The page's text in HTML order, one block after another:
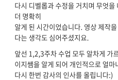
다시 디벨롭과 수정을 거치며 무엇
더 명확히
알게 된 시간이었습니다. 영상 제작
다는 생각도 심어주셨지요.
앞선 1,2,3주차 수업 모두 알차게 가
이지쌤을 알게 되어 개인적으로 얼마
다시 한번 감사의 인사를 올립니다:)